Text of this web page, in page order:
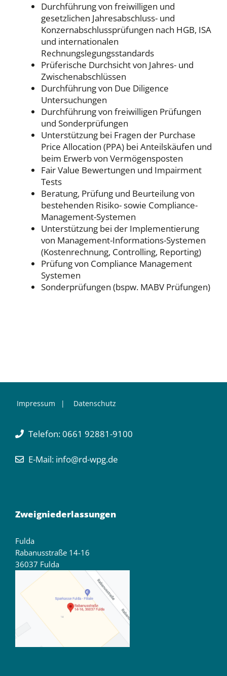
Durchführung von freiwilligen und
gesetzlichen Jahresabschluss- und
Konzernabschlussprüfungen nach HGB, ISA
und internationalen
Rechnungslegungsstandards
Prüferische Durchsicht von Jahres- und
Zwischenabschlüssen
Durchführung von Due Diligence
Untersuchungen
Durchführung von freiwilligen Prüfungen
und Sonderprüfungen
Unterstützung bei Fragen der Purchase
Price Allocation (PPA) bei Anteilskäufen und
beim Erwerb von Vermögensposten
Fair Value Bewertungen und Impairment
Tests
Beratung, Prüfung und Beurteilung von
bestehenden Risiko- sowie Compliance-
Management-Systemen
Unterstützung bei der Implementierung
von Management-Informations-Systemen
(Kostenrechnung, Controlling, Reporting)
Prüfung von Compliance Management
Systemen
Sonderprüfungen (bspw. MABV Prüfungen)
Impressum Datenschutz
Telefon: 0661 92881-9100
E-Mail:info@rd-wpg.de
Zweigniederlassungen
Fulda
Rabanusstraße 14-16
36037 Fulda